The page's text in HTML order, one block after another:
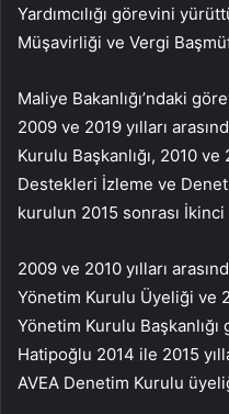
Yardımcılığı görevini
Müşavirliği ve Vergi
Maliye Bakanlığı’ndaki
2009 ve 2019 yılları
Kurulu Başkanlığı, 2010 ve
Destekleri İzleme ve
kurulun 2015 sonrası İkinci
2009 ve 2010 yılları
Yönetim Kurulu Üyeliği ve
Yönetim Kurulu
Hatipoğlu 2014 ile 2015
AVEA Denetim Kurulu